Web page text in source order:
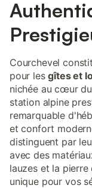
Courchevel
pour lesgîtes et
nichée au cœur
station alpine
remarquable
et confort
distinguent par
avec des
lauzes et la
unique pour vos